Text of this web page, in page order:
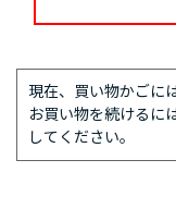
現在、買い物かごに
お買い物を続けるに
してください。